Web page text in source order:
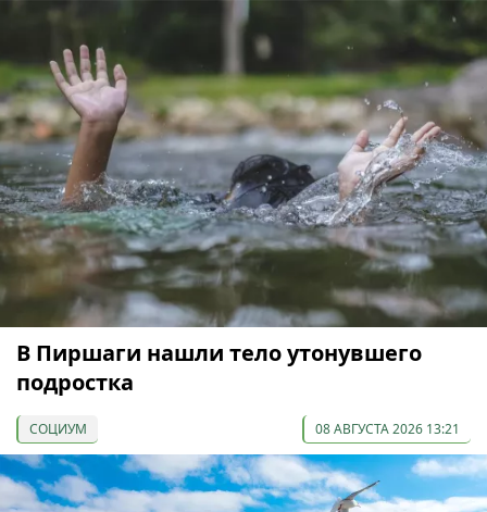
В Пиршаги нашли тело утонувшего
подростка
СОЦИУМ 08 АВГУСТА 2026 13:21